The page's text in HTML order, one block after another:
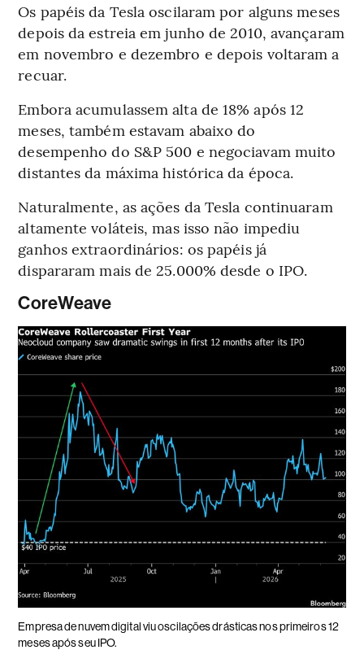
Os papéis da Tesla oscilaram por alguns meses
depois da estreia em junho de 2010, avançaram
em novembro e dezembro e depois voltaram a
recuar.
Embora acumulassem alta de 18% após 12
meses, também estavam abaixo do
desempenho do S&P 500 e negociavam muito
distantes da máxima histórica da época.
Naturalmente, as ações da Tesla continuaram
altamente voláteis, mas isso não impediu
ganhos extraordinários: os papéis já
dispararam mais de 25.000% desde o IPO.
CoreWeave
Empresa de nuvem digital viu oscilações drásticas nos primeiros 12
meses após seu IPO.